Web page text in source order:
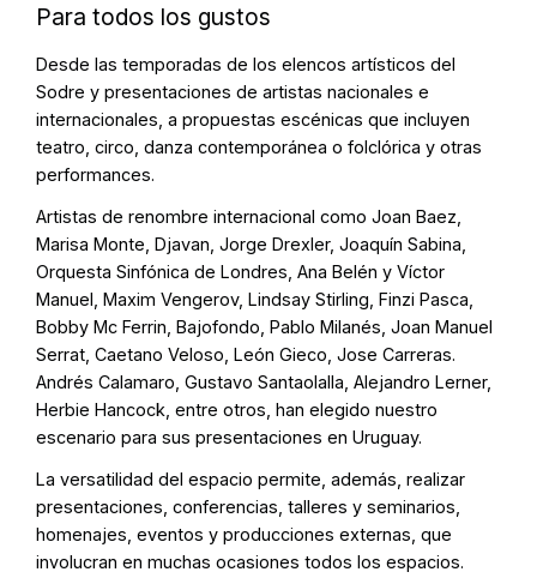
Para todos los gustos
Desde las temporadas de los elencos artísticos del
Sodre y presentaciones de artistas nacionales e
internacionales, a propuestas escénicas que incluyen
teatro, circo, danza contemporánea o folclórica y otras
performances.
Artistas de renombre internacional como Joan Baez,
Marisa Monte, Djavan, Jorge Drexler, Joaquín Sabina,
Orquesta Sinfónica de Londres, Ana Belén y Víctor
Manuel, Maxim Vengerov, Lindsay Stirling, Finzi Pasca,
Bobby Mc Ferrin, Bajofondo, Pablo Milanés, Joan Manuel
Serrat, Caetano Veloso, León Gieco, Jose Carreras.
Andrés Calamaro, Gustavo Santaolalla, Alejandro Lerner,
Herbie Hancock, entre otros, han elegido nuestro
escenario para sus presentaciones en Uruguay.
La versatilidad del espacio permite, además, realizar
presentaciones, conferencias, talleres y seminarios,
homenajes, eventos y producciones externas, que
involucran en muchas ocasiones todos los espacios.